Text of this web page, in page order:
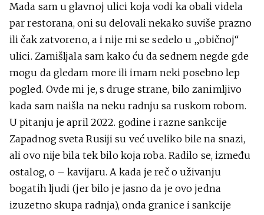
Mada sam u glavnoj ulici koja vodi ka obali videla
par restorana, oni su delovali nekako suviše prazno
ili čak zatvoreno, a i nije mi se sedelo u „običnoj“
ulici. Zamišljala sam kako ću da sednem negde gde
mogu da gledam more ili imam neki posebno lep
pogled. Ovde mi je, s druge strane, bilo zanimljivo
kada sam naišla na neku radnju sa ruskom robom.
U pitanju je april 2022. godine i razne sankcije
Zapadnog sveta Rusiji su već uveliko bile na snazi,
ali ovo nije bila tek bilo koja roba. Radilo se, između
ostalog, o – kavijaru. A kada je reč o uživanju
bogatih ljudi (jer bilo je jasno da je ovo jedna
izuzetno skupa radnja), onda granice i sankcije